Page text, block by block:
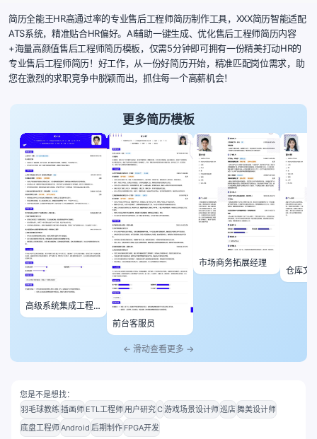
简历全能王HR高通过率的专业售后工程师简历制作工具，XXX简历智能适配
ATS系统，精准贴合HR偏好。AI辅助一键生成、优化售后工程师简历内容
+海量高颜值售后工程师简历模板，仅需5分钟即可拥有一份精美打动HR的
专业售后工程师简历！好工作，从一份好简历开始，精准匹配岗位需求，助
您在激烈的求职竞争中脱颖而出，抓住每一个高薪机会！
更多简历模板
高级系统集成工程
师
前台客服员
市场商务拓展经理
仓库文
← 滑动查看更多 →
您是不是想找：
羽毛球教练插画师 ETL工程师 用户研究C游戏场景设计师巡店舞美设计师
底盘工程师Android 后期制作 FPGA开发